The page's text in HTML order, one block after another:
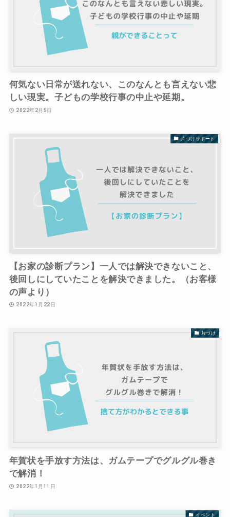
何気ない日常が送れない、このなんとも言えない悲
しい現実。子どもの学校行事の中止や延期。
2022年2月5日
片づけサポート
【お家の診断プラン】一人では解決できないこと、
後回しにしていたことを解決できました。（お客様
の声より）
2022年1月22日
片づけ
年賀状を手放す方法は、ガムテープでグルグル巻き
で解消！
2022年1月11日
イベント